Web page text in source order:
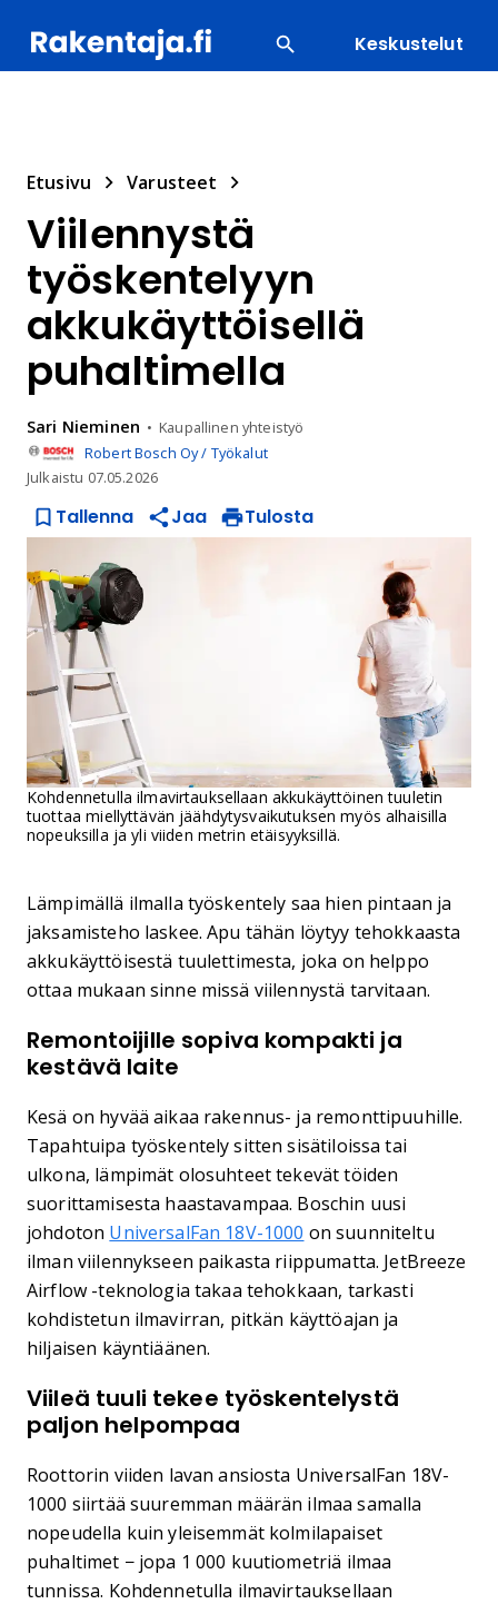
Keskustelut
Etusivu Varusteet
Viilennystä
työskentelyyn
akkukäyttöisellä
puhaltimella
Sari Nieminen
Kaupallinen yhteistyö
Robert Bosch Oy / Työkalut
Julkaistu 07.05.2026
Tallenna Jaa Tulosta
Kohdennetulla ilmavirtauksellaan akkukäyttöinen tuuletin
tuottaa miellyttävän jäähdytysvaikutuksen myös alhaisilla
nopeuksilla ja yli viiden metrin etäisyyksillä.
Lämpimällä ilmalla työskentely saa hien pintaan ja
jaksamisteho laskee. Apu tähän löytyy tehokkaasta
akkukäyttöisestä tuulettimesta, joka on helppo
ottaa mukaan sinne missä viilennystä tarvitaan.
Remontoijille sopiva kompakti ja
kestävä laite
Kesä on hyvää aikaa rakennus- ja remonttipuuhille.
Tapahtuipa työskentely sitten sisätiloissa tai
ulkona, lämpimät olosuhteet tekevät töiden
suorittamisesta haastavampaa. Boschin uusi
johdoton UniversalFan 18V-1000 on suunniteltu
ilman viilennykseen paikasta riippumatta. JetBreeze
Airflow -teknologia takaa tehokkaan, tarkasti
kohdistetun ilmavirran, pitkän käyttöajan ja
hiljaisen käyntiäänen.
Viileä tuuli tekee työskentelystä
paljon helpompaa
Roottorin viiden lavan ansiosta UniversalFan 18V-
1000 siirtää suuremman määrän ilmaa samalla
nopeudella kuin yleisemmät kolmilapaiset
puhaltimet − jopa 1 000 kuutiometriä ilmaa
tunnissa. Kohdennetulla ilmavirtauksellaan